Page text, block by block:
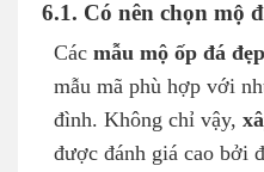
6.1. Có nên chọn mộ
Các mẫu mộ ốp đá đẹp
mẫu mã phù hợp với
đình. Không chỉ vậy,
được đánh giá cao bởi